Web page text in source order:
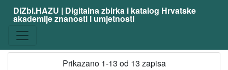
zanimanje
kiparica
11
DiZbi.HAZU | Digitalna zbirka i katalog Hrvatske
akademije znanosti i umjetnosti
Prikazano 1-13 od 13 zapisa